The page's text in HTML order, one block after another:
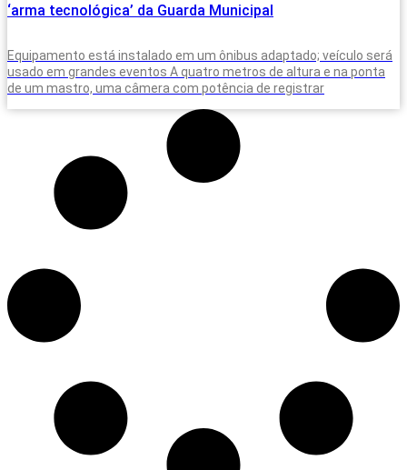
‘arma tecnológica’ da Guarda Municipal
Equipamento está instalado em um ônibus adaptado; veículo será
usado em grandes eventos A quatro metros de altura e na ponta
de um mastro, uma câmera com potência de registrar